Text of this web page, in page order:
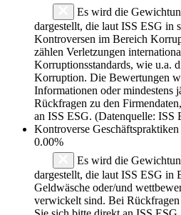
Es wird die
dargestellt, die laut ISS ESG in
Kontroversen im Bereich
zählen Verletzungen
Korruptionsstandards, wie u.a.
Korruption. Die Bewertungen
Informationen oder mindestens
Rückfragen zu den
an ISS ESG. (Datenquelle: ISS
Kontroverse Geschäftspraktiken
0.00%
Es wird die
dargestellt, die laut ISS ESG in
Geldwäsche oder/und
verwickelt sind. Bei